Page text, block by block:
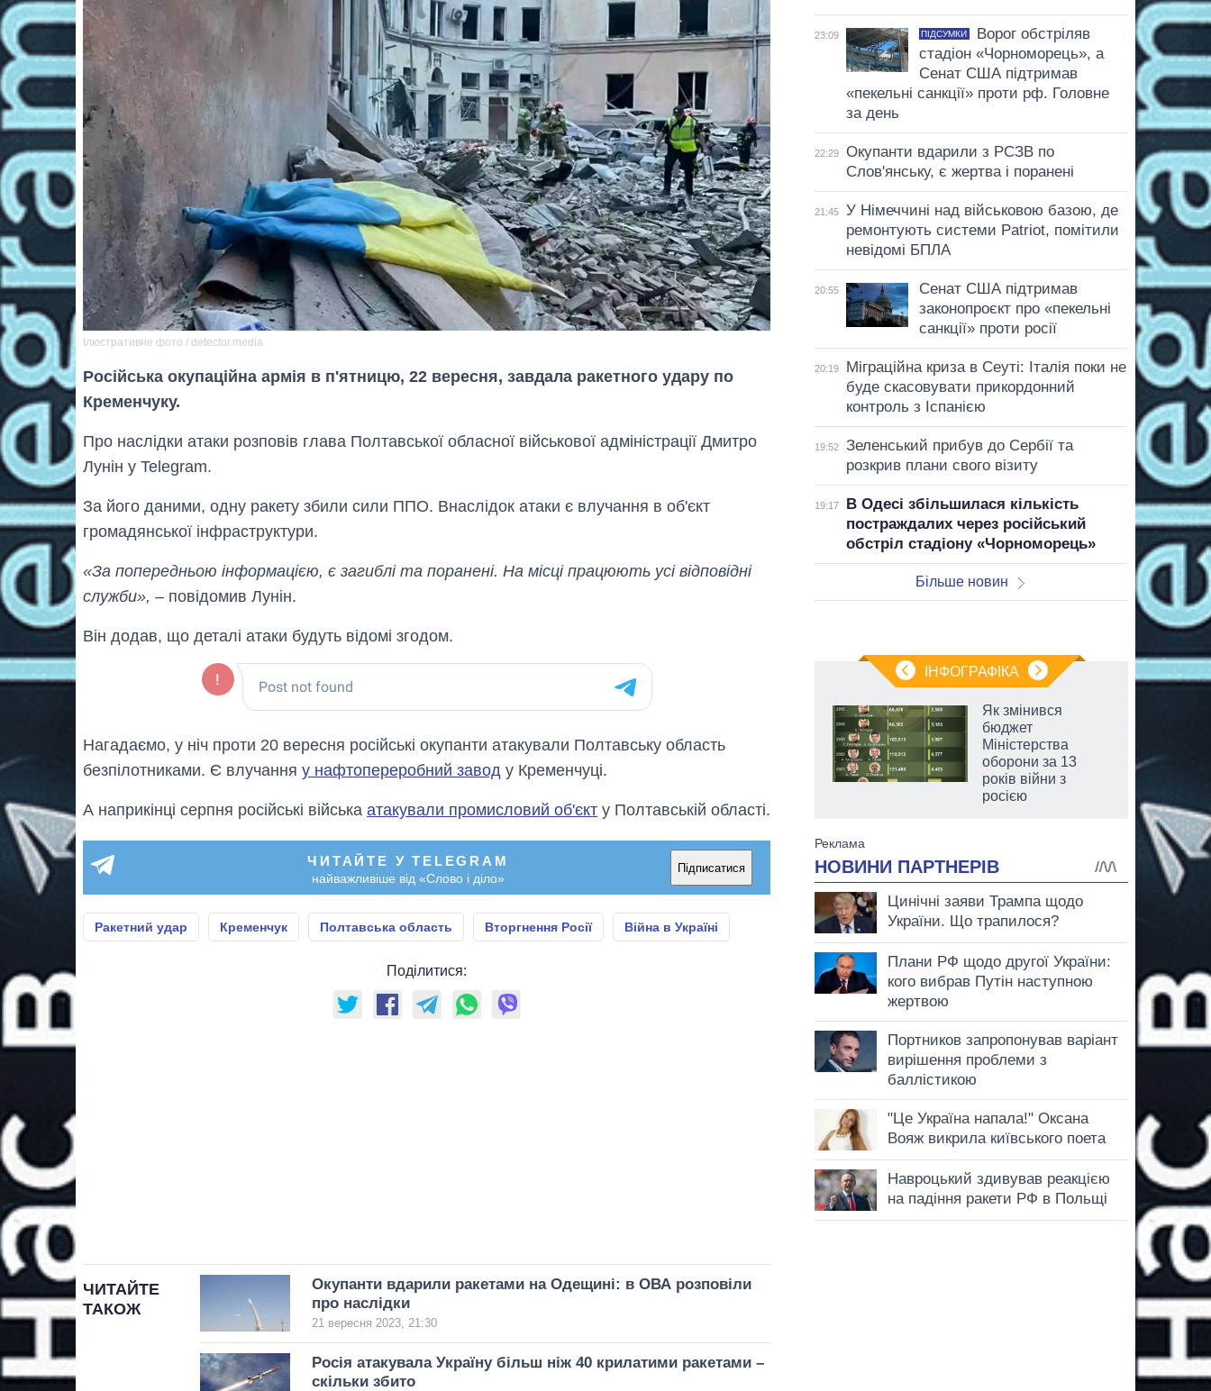
Ілюстративне фото / detector.media
Російська окупаційна армія в п'ятницю, 22 вересня, завдала ракетного удару по
Кременчуку.
Про наслідки атаки розповів глава Полтавської обласної військової адміністрації Дмитро
Лунін у Telegram.
За його даними, одну ракету збили сили ППО. Внаслідок атаки є влучання в об'єкт
громадянської інфраструктури.
«За попередньою інформацією, є загиблі та поранені. На місці працюють усі відповідні
служби», – повідомив Лунін.
Він додав, що деталі атаки будуть відомі згодом.
Нагадаємо, у ніч проти 20 вересня російські окупанти атакували Полтавську область
безпілотниками. Є влучання у нафтопереробний завод у Кременчуці.
А наприкінці серпня російські війська атакували промисловий об'єкт у Полтавській області.
ЧИТАЙТЕ У TELEGRAM
найважливіше від «Слово і діло»
Підписатися
Ракетний удар Кременчук Полтавська область Вторгнення Росії Війна в Україні
Поділитися:
ЧИТАЙТЕ
ТАКОЖ
Окупанти вдарили ракетами на Одещині: в ОВА розповіли
про наслідки
21 вересня 2023, 21:30
Росія атакувала Україну більш ніж 40 крилатими ракетами –
скільки збито
23:09 ПІДСУМКИ
Ворог обстріляв
стадіон «Чорноморець», а
Сенат США підтримав
«пекельні санкції» проти рф. Головне
за день
22:29
Окупанти вдарили з РСЗВ по
Слов'янську, є жертва і поранені
21:45
У Німеччині над військовою базою, де
ремонтують системи Patriot, помітили
невідомі БПЛА
20:55
Сенат США підтримав
законопроєкт про «пекельні
санкції» проти росії
20:19
Міграційна криза в Сеуті: Італія поки не
буде скасовувати прикордонний
контроль з Іспанією
19:52
Зеленський прибув до Сербії та
розкрив плани свого візиту
19:17
В Одесі збільшилася кількість
постраждалих через російський
обстріл стадіону «Чорноморець»
Більше новин
ІНФОГРАФІКА
вступників на
Як змінився
бюджет
Міністерства
оборони за 13
років війни з
росією